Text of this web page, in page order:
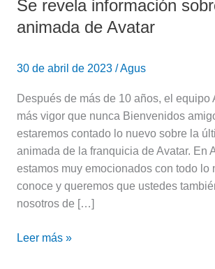
Se revela información
animada de Avatar
30 de abril de 2023 /Agus
Después de más de 10 años, el equipo
más vigor que nunca Bienvenidos
estaremos contado lo nuevo sobre la
animada de la franquicia de Avatar. En
estamos muy emocionados con todo lo
conoce y queremos que ustedes
nosotros de […]
Leer más »